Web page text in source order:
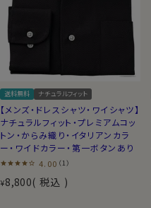
送料無料 ナチュラルフィット
【メンズ・ドレスシャツ・ワイシャツ】
ナチュラルフィット・プレミアムコッ
トン・からみ織り・イタリアンカラ
ー・ワイドカラー・第一ボタンあり
4.00 （1）
¥8,800 税込